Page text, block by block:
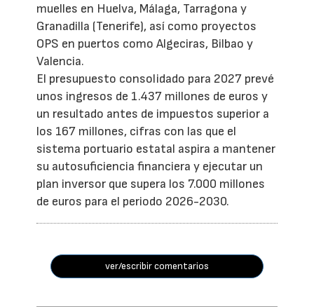
muelles en Huelva, Málaga, Tarragona y
Granadilla (Tenerife), así como proyectos
OPS en puertos como Algeciras, Bilbao y
Valencia.
El presupuesto consolidado para 2027 prevé
unos ingresos de 1.437 millones de euros y
un resultado antes de impuestos superior a
los 167 millones, cifras con las que el
sistema portuario estatal aspira a mantener
su autosuficiencia financiera y ejecutar un
plan inversor que supera los 7.000 millones
de euros para el periodo 2026-2030.
ver/escribir comentarios